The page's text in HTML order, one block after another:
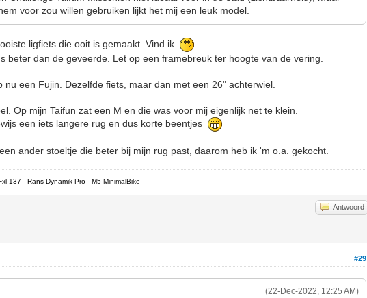
voor zou willen gebruiken lijkt het mij een leuk model.
ligfiets die ooit is gemaakt. Vind ik
beter dan de geveerde. Let op een framebreuk ter hoogte van de vering.
nu een Fujin. Dezelfde fiets, maar dan met een 26" achterwiel.
Op mijn Taifun zat een M en die was voor mij eigenlijk net te klein.
een iets langere rug en dus korte beentjes
ander stoeltje die beter bij mijn rug past, daarom heb ik 'm o.a. gekocht.
137 - Rans Dynamik Pro - M5 MinimalBike
Antwoord
#29
(22-Dec-2022, 12:25 AM)